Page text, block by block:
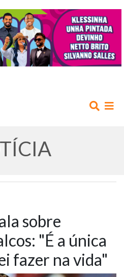
sobre
"É a única
fazer na vida"